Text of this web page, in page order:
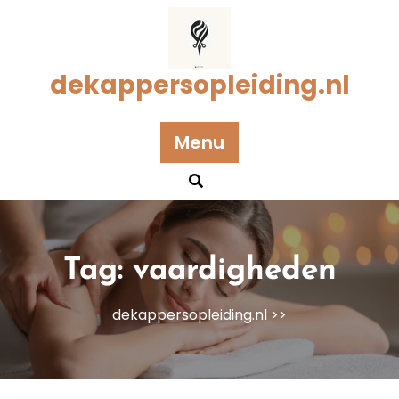
dekappersopleiding.nl
Menu
Tag: vaardigheden
dekappersopleiding.nl >>